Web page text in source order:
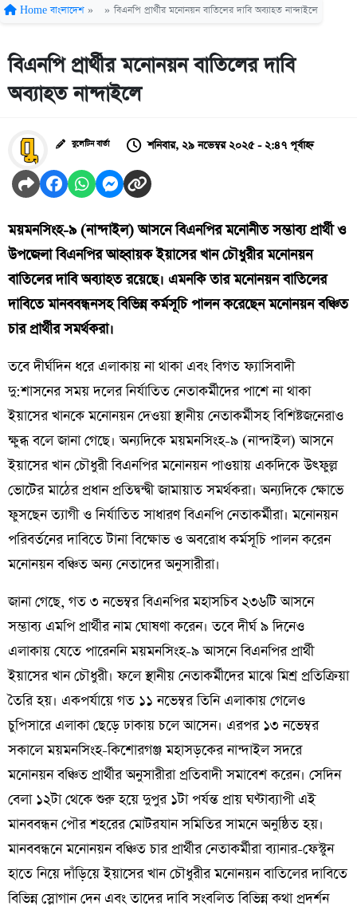
Home বাংলাদেশ » » বিএনপি প্রার্থীর মনোনয়ন বাতিলের দাবি অব্যাহত নান্দাইলে
বিএনপি প্রার্থীর মনোনয়ন বাতিলের দাবি
অব্যাহত নান্দাইলে
বুলেটিন বার্তা শনিবার, ২৯ নভেম্বর ২০২৫ - ২:৪৭ পূর্বাহ্ন
ময়মনসিংহ-৯ (নান্দাইল) আসনে বিএনপির মনোনীত সম্ভাব্য প্রার্থী ও
উপজেলা বিএনপির আহ্বায়ক ইয়াসের খান চৌধুরীর মনোনয়ন
বাতিলের দাবি অব্যাহত রয়েছে। এমনকি তার মনোনয়ন বাতিলের
দাবিতে মানববন্ধনসহ বিভিন্ন কর্মসূচি পালন করেছেন মনোনয়ন বঞ্চিত
চার প্রার্থীর সমর্থকরা।
তবে দীর্ঘদিন ধরে এলাকায় না থাকা এবং বিগত ফ্যাসিবাদী
দু:শাসনের সময় দলের নির্যাতিত নেতাকর্মীদের পাশে না থাকা
ইয়াসের খানকে মনোনয়ন দেওয়া স্থানীয় নেতাকর্মীসহ বিশিষ্টজনেরাও
ক্ষুব্ধ বলে জানা গেছে। অন্যদিকে ময়মনসিংহ-৯ (নান্দাইল) আসনে
ইয়াসের খান চৌধুরী বিএনপির মনোনয়ন পাওয়ায় একদিকে উৎফুল্ল
ভোটের মাঠের প্রধান প্রতিদ্বন্দ্বী জামায়াত সমর্থকরা। অন্যদিকে ক্ষোভে
ফুসছেন ত্যাগী ও নির্যাতিত সাধারণ বিএনপি নেতাকর্মীরা। মনোনয়ন
পরিবর্তনের দাবিতে টানা বিক্ষোভ ও অবরোধ কর্মসূচি পালন করেন
মনোনয়ন বঞ্চিত অন্য নেতাদের অনুসারীরা।
জানা গেছে, গত ৩ নভেম্বর বিএনপির মহাসচিব ২৩৬টি আসনে
সম্ভাব্য এমপি প্রার্থীর নাম ঘোষণা করেন। তবে দীর্ঘ ৯ দিনেও
এলাকায় যেতে পারেননি ময়মনসিংহ-৯ আসনে বিএনপির প্রার্থী
ইয়াসের খান চৌধুরী। ফলে স্থানীয় নেতাকর্মীদের মাঝে মিশ্র প্রতিক্রিয়া
তৈরি হয়। একপর্যায়ে গত ১১ নভেম্বর তিনি এলাকায় গেলেও
চুপিসারে এলাকা ছেড়ে ঢাকায় চলে আসেন। এরপর ১৩ নভেম্বর
সকালে ময়মনসিংহ-কিশোরগঞ্জ মহাসড়কের নান্দাইল সদরে
মনোনয়ন বঞ্চিত প্রার্থীর অনুসারীরা প্রতিবাদী সমাবেশ করেন। সেদিন
বেলা ১২টা থেকে শুরু হয়ে দুপুর ১টা পর্যন্ত প্রায় ঘণ্টাব্যাপী এই
মানববন্ধন পৌর শহরের মোটরযান সমিতির সামনে অনুষ্ঠিত হয়।
মানববন্ধনে মনোনয়ন বঞ্চিত চার প্রার্থীর নেতাকর্মীরা ব্যানার-ফেস্টুন
হাতে নিয়ে দাঁড়িয়ে ইয়াসের খান চৌধুরীর মনোনয়ন বাতিলের দাবিতে
বিভিন্ন স্লোগান দেন এবং তাদের দাবি সংবলিত বিভিন্ন কথা প্রদর্শন